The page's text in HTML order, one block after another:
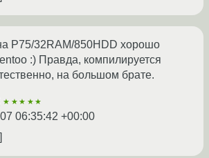
P75/32RAM/850HDD хорошо
:) Правда, компилируется
на большом брате.
★★★★★
06:35:42 +00:00